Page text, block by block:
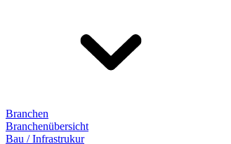
Branchen
Branchenübersicht
Bau / Infrastrukur